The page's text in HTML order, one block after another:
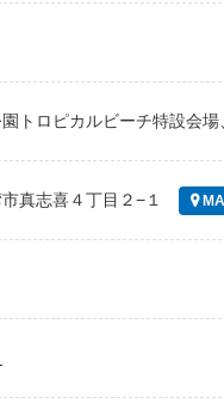
トロピカルビーチ特設会
真志喜４丁目２−１